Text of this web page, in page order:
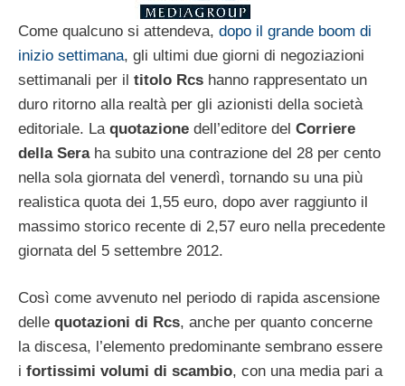
Come qualcuno si attendeva, dopo il grande boom di
inizio settimana, gli ultimi due giorni di negoziazioni
settimanali per il titolo Rcs hanno rappresentato un
duro ritorno alla realtà per gli azionisti della società
editoriale. La quotazione dell’editore del Corriere
della Seraha subito una contrazione del 28 per cento
nella sola giornata del venerdì, tornando su una più
realistica quota dei 1,55 euro, dopo aver raggiunto il
massimo storico recente di 2,57 euro nella precedente
giornata del 5 settembre 2012.
Così come avvenuto nel periodo di rapida ascensione
delle quotazioni di Rcs, anche per quanto concerne
la discesa, l’elemento predominante sembrano essere
i fortissimi volumi di scambio, con una media pari a